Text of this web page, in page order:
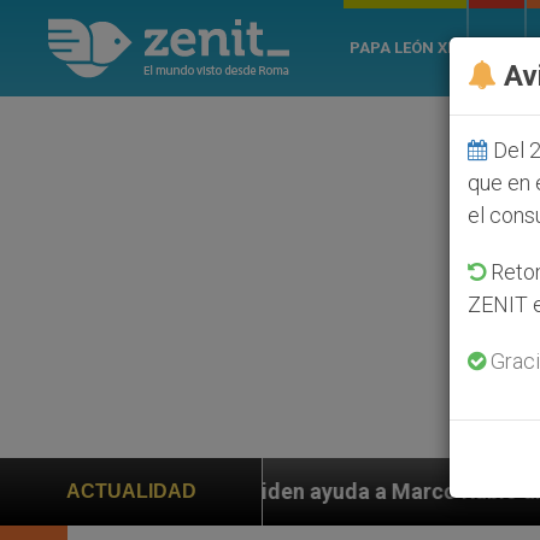
PAPA LEÓN XIV
ACTUALIDAD
ayuda a Marco Rubio ante persecución de
Del
que en
el
ZENIT